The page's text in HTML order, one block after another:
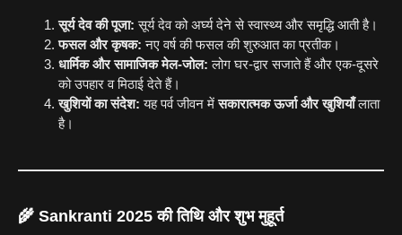
सूर्य देव की पूजा: सूर्य देव को अर्घ्य देने से स्वास्थ्य और समृद्धि आती है।
फसल और कृषक: नए वर्ष की फसल की शुरुआत का प्रतीक।
धार्मिक और सामाजिक मेल-जोल: लोग घर-द्वार सजाते हैं और एक-दूसरे
को उपहार व मिठाई देते हैं।
खुशियों का संदेश: यह पर्व जीवन मेंसकारात्मक ऊर्जा और खुशियाँलाता
है।
🌾 Sankranti 2025 की तिथि और शुभ मुहूर्त